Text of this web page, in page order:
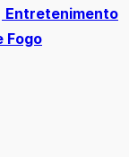
Entretenimento
Fogo